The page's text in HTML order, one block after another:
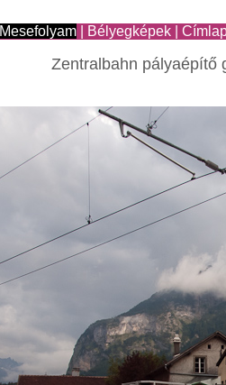
Mesefolyam Bélyegképek
Zentralbahn pályaépítő